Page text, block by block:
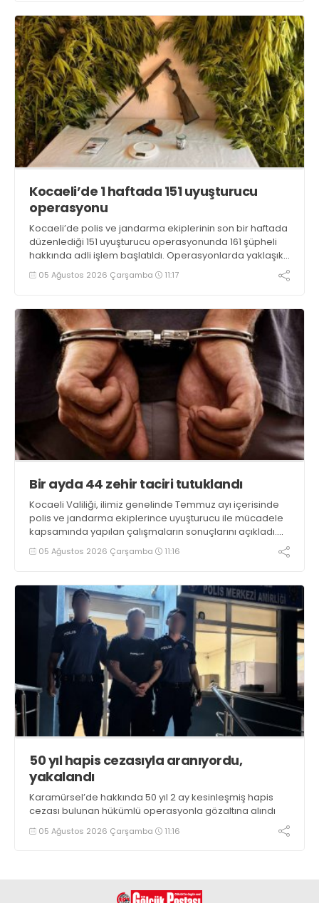
Kocaeli’de 1 haftada 151 uyuşturucu
operasyonu
Kocaeli’de polis ve jandarma ekiplerinin son bir haftada
düzenlediği 151 uyuşturucu operasyonunda 161 şüpheli
hakkında adli işlem başlatıldı. Operasyonlarda yaklaşık
2 kilogram uyuşturucu madde ile 121 kök kenevir bitkisi
ele geçirilirken, 9 şüpheli tutuklandı
05 Ağustos 2026 Çarşamba 11:17
Bir ayda 44 zehir taciri tutuklandı
Kocaeli Valiliği, ilimiz genelinde Temmuz ayı içerisinde
polis ve jandarma ekiplerince uyuşturucu ile mücadele
kapsamında yapılan çalışmaların sonuçlarını açıkladı.
Çalışmalar sonucunda uyuşturucu ve uyarıcı madde
kullanan, ticaretini ve sevkiyatını yapan 44 şahıs
05 Ağustos 2026 Çarşamba 11:16
50 yıl hapis cezasıyla aranıyordu,
yakalandı
Karamürsel’de hakkında 50 yıl 2 ay kesinleşmiş hapis
cezası bulunan hükümlü operasyonla gözaltına alındı
05 Ağustos 2026 Çarşamba 11:16